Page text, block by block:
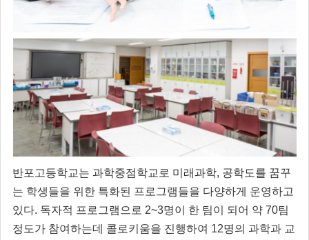
반포고등학교는 과학중점학교로 미래과학, 공학도를 꿈꾸
는 학생들을 위한 특화된 프로그램들을 다양하게 운영하고
있다. 독자적 프로그램으로 2~3명이 한 팀이 되어 약 70팀
정도가 참여하는데 콜로키움을 진행하여 12명의 과학과 교